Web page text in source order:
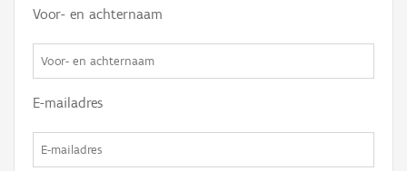
Voor- en achternaam
E-mailadres